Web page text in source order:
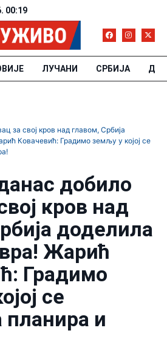
00:19
ЛУЧАНИ СРБИЈА
за свој кров над главом, Србија
Ковачевић: Градимо земљу у којој се
добило
кров над
доделила
Жарић
Градимо
се
и